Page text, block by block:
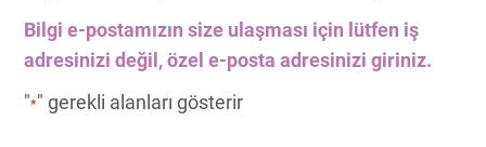
Bilgi e-postamızın size ulaşması için lütfen iş
adresinizi değil, özel e-posta adresinizi giriniz.
"*" gerekli alanları gösterir